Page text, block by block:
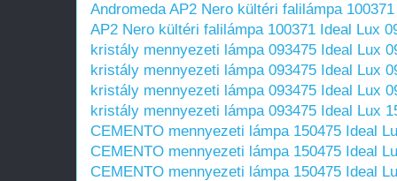
Andromeda AP2 Nero kültéri falilámpa 100371
AP2 Nero kültéri falilámpa 100371 Ideal Lux
kristály mennyezeti lámpa 093475 Ideal Lux
kristály mennyezeti lámpa 093475 Ideal Lux
kristály mennyezeti lámpa 093475 Ideal Lux
kristály mennyezeti lámpa 093475 Ideal Lux
CEMENTO mennyezeti lámpa 150475 Ideal
CEMENTO mennyezeti lámpa 150475 Ideal
CEMENTO mennyezeti lámpa 150475 Ideal